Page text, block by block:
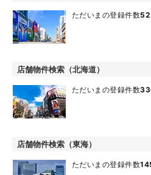
ただいまの登録件数
店舗物件検索（北海道）
ただいまの登録件数33
店舗物件検索（東海）
ただいまの登録件数